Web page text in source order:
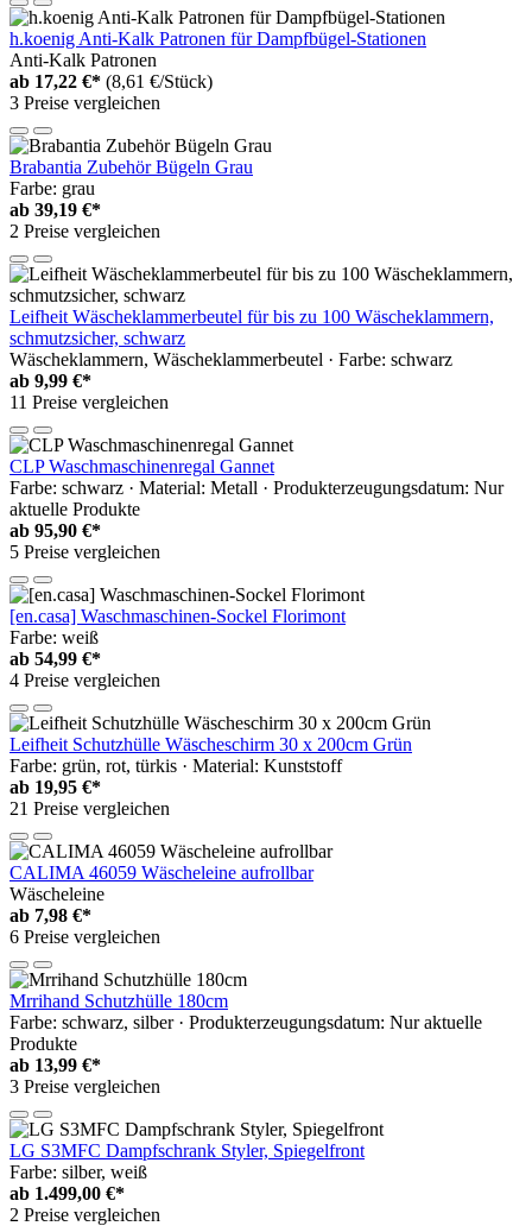
h.koenig Anti-Kalk Patronen für Dampfbügel-Stationen
Anti-Kalk Patronen
ab 17,22 €* (8,61 €/Stück)
3 Preise vergleichen
Brabantia Zubehör Bügeln Grau
Farbe: grau
ab 39,19 €*
2 Preise vergleichen
Leifheit Wäscheklammerbeutel für bis zu 100 Wäscheklammern,
schmutzsicher, schwarz
Wäscheklammern, Wäscheklammerbeutel · Farbe: schwarz
ab 9,99 €*
11 Preise vergleichen
CLP Waschmaschinenregal Gannet
Farbe: schwarz · Material: Metall · Produkterzeugungsdatum: Nur
aktuelle Produkte
ab 95,90 €*
5 Preise vergleichen
[en.casa] Waschmaschinen-Sockel Florimont
Farbe: weiß
ab 54,99 €*
4 Preise vergleichen
Leifheit Schutzhülle Wäscheschirm 30 x 200cm Grün
Farbe: grün, rot, türkis · Material: Kunststoff
ab 19,95 €*
21 Preise vergleichen
CALIMA 46059 Wäscheleine aufrollbar
Wäscheleine
ab 7,98 €*
6 Preise vergleichen
Mrrihand Schutzhülle 180cm
Farbe: schwarz, silber · Produkterzeugungsdatum: Nur aktuelle
Produkte
ab 13,99 €*
3 Preise vergleichen
LG S3MFC Dampfschrank Styler, Spiegelfront
Farbe: silber, weiß
ab 1.499,00 €*
2 Preise vergleichen